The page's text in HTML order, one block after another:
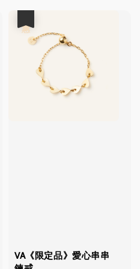
VA《限定品》愛心串串